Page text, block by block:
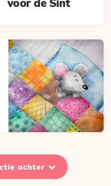
voor de Sint
achter